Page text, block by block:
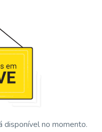
disponível no momento.